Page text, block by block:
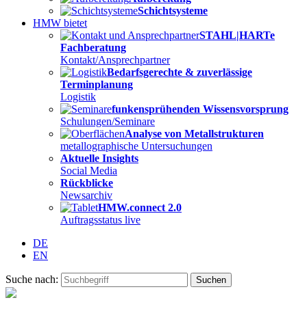
Schichtsysteme
HMW bietet
STAHL|HARTe
Fachberatung
Kontakt/Ansprechpartner
Bedarfsgerechte & zuverlässige
Terminplanung
Logistik
funkensprühenden Wissensvorsprung
Schulungen/Seminare
Analyse von Metallstrukturen
metallographische Untersuchungen
Aktuelle Insights
Social Media
Rückblicke
Newsarchiv
HMW.connect 2.0
Auftragsstatus live
DE
EN
Suche nach: